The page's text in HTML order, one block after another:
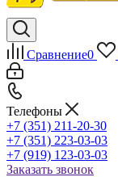
Сравнение0
Телефоны
+7 (351) 211-20-30
+7 (351) 223-03-03
+7 (919) 123-03-03
Заказать звонок